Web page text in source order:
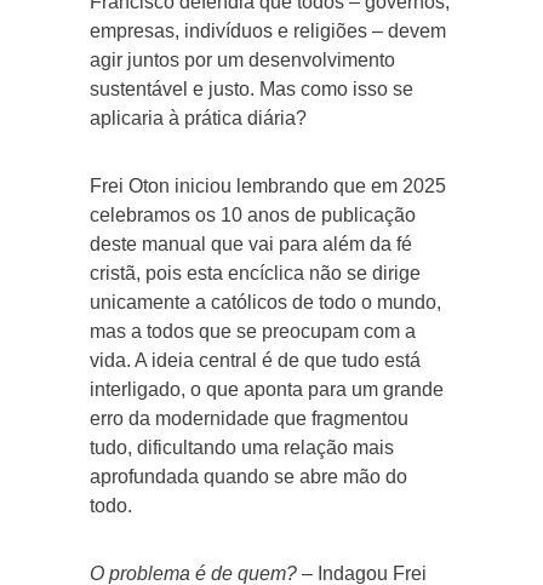
empresas, indivíduos e religiões – devem
agir juntos por um desenvolvimento
sustentável e justo. Mas como isso se
aplicaria à prática diária?
Frei Oton iniciou lembrando que em 2025
celebramos os 10 anos de publicação
deste manual que vai para além da fé
cristã, pois esta encíclica não se dirige
unicamente a católicos de todo o mundo,
mas a todos que se preocupam com a
vida. A ideia central é de que tudo está
interligado, o que aponta para um grande
erro da modernidade que fragmentou
tudo, dificultando uma relação mais
aprofundada quando se abre mão do
todo.
O problema é de quem? – Indagou Frei